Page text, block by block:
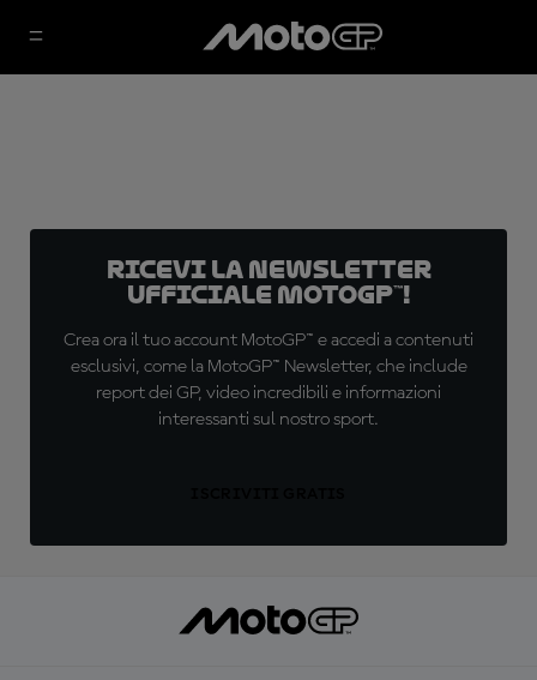
Ricevi la newsletter
ufficiale MotoGP™!
Crea ora il tuo account MotoGP™ e accedi a contenuti
esclusivi, come la MotoGP™ Newsletter, che include
report dei GP, video incredibili e informazioni
interessanti sul nostro sport.